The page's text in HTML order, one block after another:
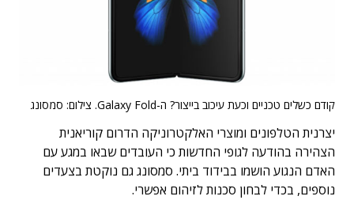
קודם כשלים טכניים וכעת עיכוב בייצור? ה-Galaxy Fold. צילום: סמסונג
יצרנית הטלפונים ומוצרי האלקטרוניקה הדרום קוריאנית
הצהירה בהודעה לגופי החדשות כי העובדים שבאו במגע עם
האדם הנגוע הושמו בבידוד ביתי. סמסונג גם נוקטת בצעדים
נוספים, בכדי לבחון סכנות לזיהום אפשרי.